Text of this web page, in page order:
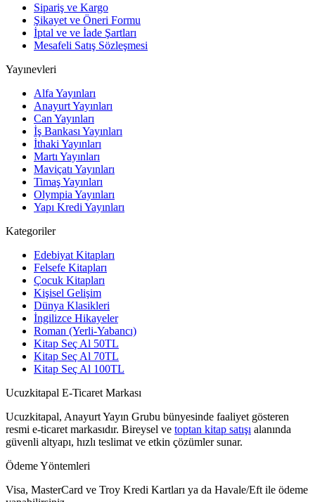
Sipariş ve Kargo
Şikayet ve Öneri Formu
İptal ve ve İade Şartları
Mesafeli Satış Sözleşmesi
Yayınevleri
Alfa Yayınları
Anayurt Yayınları
Can Yayınları
İş Bankası Yayınları
İthaki Yayınları
Martı Yayınları
Maviçatı Yayınları
Timaş Yayınları
Olympia Yayınları
Yapı Kredi Yayınları
Kategoriler
Edebiyat Kitapları
Felsefe Kitapları
Çocuk Kitapları
Kişisel Gelişim
Dünya Klasikleri
İngilizce Hikayeler
Roman (Yerli-Yabancı)
Kitap Seç Al 50TL
Kitap Seç Al 70TL
Kitap Seç Al 100TL
Ucuzkitapal E-Ticaret Markası
Ucuzkitapal, Anayurt Yayın Grubu bünyesinde faaliyet gösteren
resmi e-ticaret markasıdır. Bireysel ve toptan kitap satışı alanında
güvenli altyapı, hızlı teslimat ve etkin çözümler sunar.
Ödeme Yöntemleri
Visa, MasterCard ve Troy Kredi Kartları ya da Havale/Eft ile ödeme